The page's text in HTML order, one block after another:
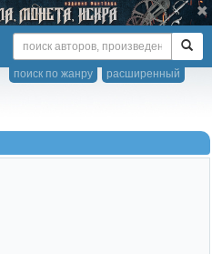
расширенный
поиск по жанру